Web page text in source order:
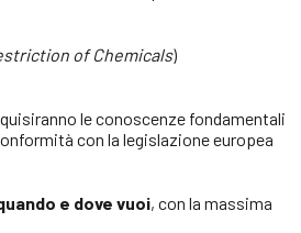
of Chemicals)
le conoscenze fondamentali
con la legislazione europea
e dove vuoi, con la massima